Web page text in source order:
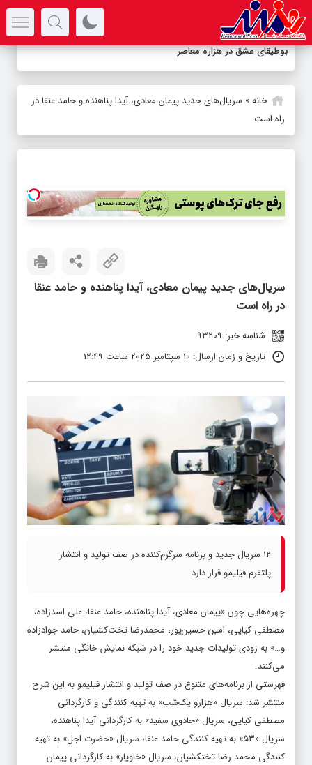
بوطیقای عشق در هزاره معاصر
خانه» سریال‌های جدید پیمان معادی، آیدا پناهنده و حامد عنقا در
راه است
سریال‌های جدید پیمان معادی، آیدا پناهنده و حامد عنقا
در راه است
شناسه خبر: 93209
تاریخ و زمان ارسال: 10 سپتامبر 2025 ساعت 12:49
۱۲ سریال جدید و برنامه سرگرم‌کننده در صف تولید و انتشار
پلتفرم فیلیمو قرار دارد.
چهره‌هایی چون «پیمان معادی، آیدا پناهنده، حامد عنقا، علی اسدزاده،
مصطفی کیایی، امین حسین‌پور، محمدرضا تخت‌کشیان، حامد جوادزاده
و…» به زودی تولیدات جدید خود را در شبکه نمایش خانگی منتشر
می‌کنند.
فهرستی از برنامه‌های متنوع در صف تولید و انتشار فیلیمو به این شرح
منتشر شد: سریال «هزارو یک‌شب» به تهیه کنندگی و کارگردانی
مصطفی کیایی، سریال «جادوی سفید» به کارگردانی آیدا پناهنده،
سریال «۵۳» به تهیه کنندگی حامد عنقا، سریال «حضرت اجل» به تهیه
کنندگی محمد رضا تختکشیان، سریال «خاویار» به کارگردانی پیمان